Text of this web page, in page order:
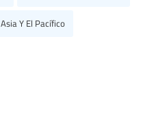
Asia Y El Pacífico